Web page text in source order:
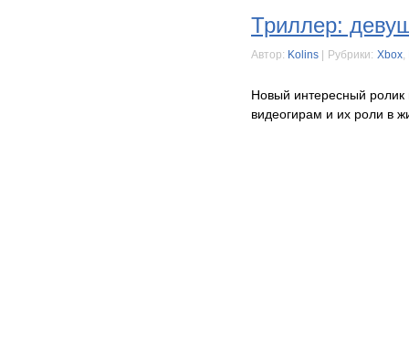
Триллер:
Автор: Kolins Рубрики: Xbox,
Новый интересный
видеогирам и их роли в